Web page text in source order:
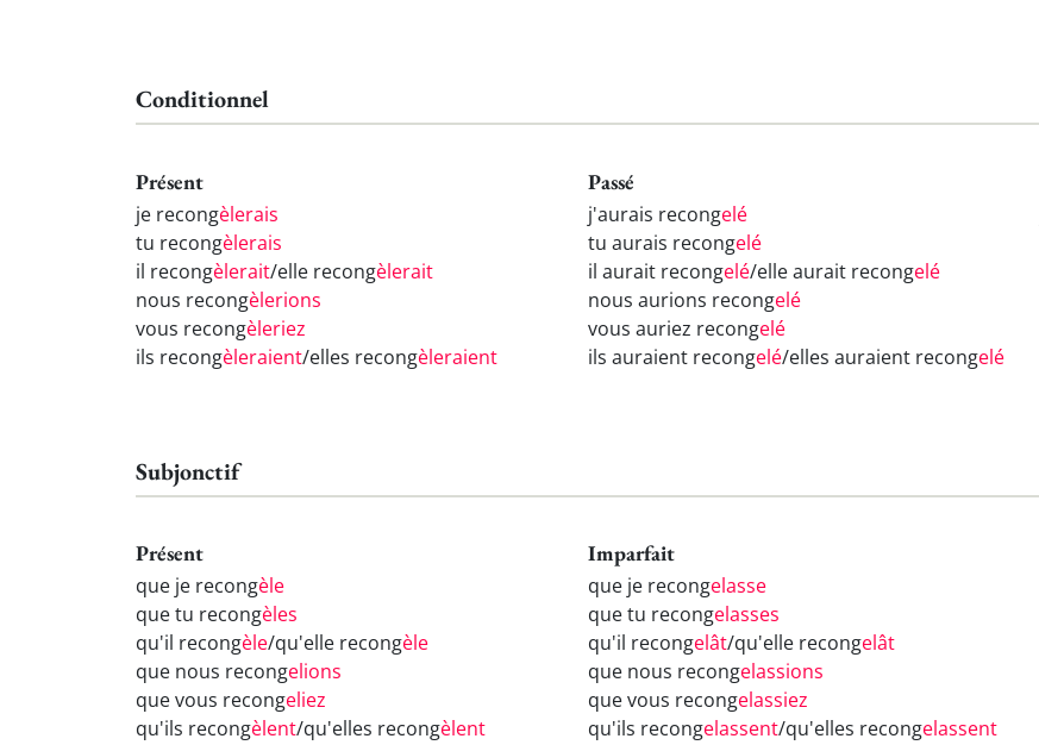
Conditionnel
Présent
je recongèlerais
tu recongèlerais
il recongèlerait/elle recongèlerait
nous recongèlerions
vous recongèleriez
ils recongèleraient/elles recongèleraient
Passé
j'aurais recongelé
tu aurais recongelé
il aurait recongelé/elle aurait recongelé
nous aurions recongelé
vous auriez recongelé
ils auraient recongelé/elles auraient recongelé
Subjonctif
Présent
que je recongèle
que tu recongèles
qu'il recongèle/qu'elle recongèle
que nous recongelions
que vous recongeliez
qu'ils recongèlent/qu'elles recongèlent
Imparfait
que je recongelasse
que tu recongelasses
qu'il recongelât/qu'elle recongelât
que nous recongelassions
que vous recongelassiez
qu'ils recongelassent/qu'elles recongelassent